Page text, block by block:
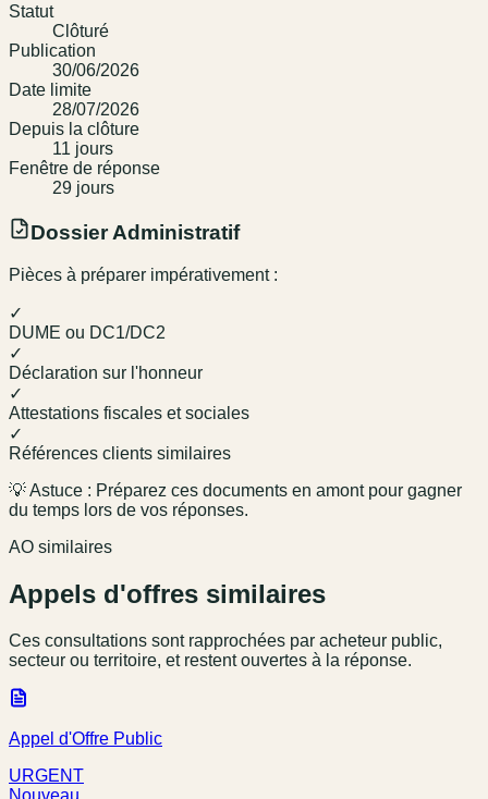
Statut
Clôturé
Publication
30/06/2026
Date limite
28/07/2026
Depuis la clôture
11 jours
Fenêtre de réponse
29 jours
Dossier Administratif
Pièces à préparer impérativement :
✓
DUME ou DC1/DC2
✓
Déclaration sur l'honneur
✓
Attestations fiscales et sociales
✓
Références clients similaires
💡 Astuce : Préparez ces documents en amont pour gagner
du temps lors de vos réponses.
AO similaires
Appels d'offres similaires
Ces consultations sont rapprochées par acheteur public,
secteur ou territoire, et restent ouvertes à la réponse.
Appel d'Offre Public
URGENT
Nouveau